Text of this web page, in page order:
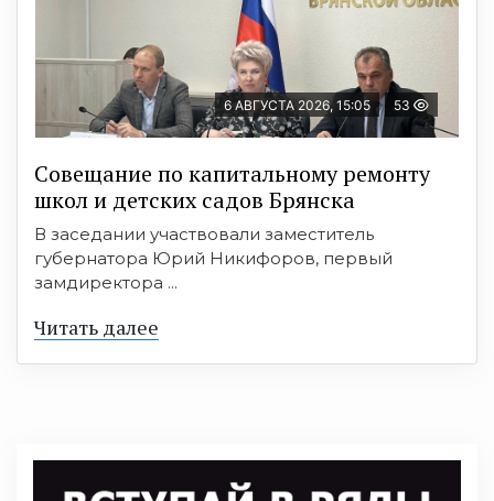
6 АВГУСТА 2026, 15:05 53
Совещание по капитальному ремонту
школ и детских садов Брянска
В заседании участвовали заместитель
губернатора Юрий Никифоров, первый
замдиректора ...
Читать далее